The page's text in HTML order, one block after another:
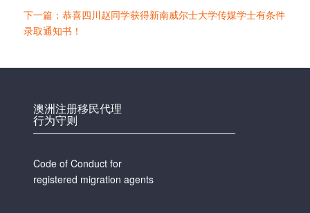
下一篇：恭喜四川赵同学获得新南威尔士大学传媒学士有条件
录取通知书！
澳洲注册移民代理
行为守则
Code of Conduct for
registered migration agents